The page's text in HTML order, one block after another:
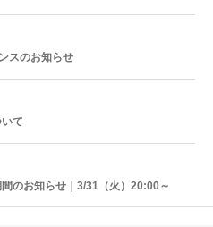
スのお知らせ
て
のお知らせ｜3/31（火）20:00～